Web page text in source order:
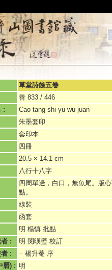
草堂詩餘五卷
善 833 / 446
:
Cao tang shi yu wu juan
朱墨套印
套印本
四冊
20.5 × 14.1 cm
八行十八字
四周單邊，白口，無魚尾。版
點。
線裝
函套
明 楊慎 批點
:
明 閔暎璧 校訂
:
-- 楊升菴 序
曆) : 明